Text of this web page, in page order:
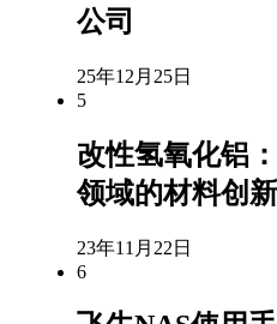
公司
25年12月25日
5
改性氢氧化铝
领域的材料创新
23年11月22日
6